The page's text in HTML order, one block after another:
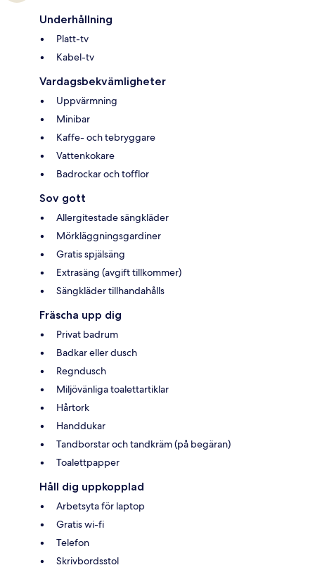
Underhållning
Platt-tv
Kabel-tv
Vardagsbekvämligheter
Uppvärmning
Minibar
Kaffe- och tebryggare
Vattenkokare
Badrockar och tofflor
Sov gott
Allergitestade sängkläder
Mörkläggningsgardiner
Gratis spjälsäng
Extrasäng (avgift tillkommer)
Sängkläder tillhandahålls
Fräscha upp dig
Privat badrum
Badkar eller dusch
Regndusch
Miljövänliga toalettartiklar
Hårtork
Handdukar
Tandborstar och tandkräm (på begäran)
Toalettpapper
Håll dig uppkopplad
Arbetsyta för laptop
Gratis wi-fi
Telefon
Skrivbordsstol